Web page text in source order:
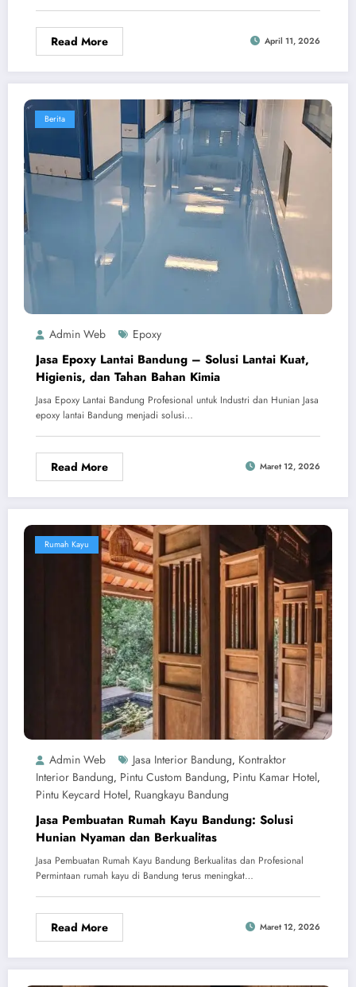
Read More April 11, 2026
Berita
Admin Web Epoxy
Jasa Epoxy Lantai Bandung – Solusi Lantai Kuat,
Higienis, dan Tahan Bahan Kimia
Jasa Epoxy Lantai Bandung Profesional untuk Industri dan Hunian Jasa
epoxy lantai Bandung menjadi solusi…
Read More Maret 12, 2026
Rumah Kayu
Admin Web Jasa Interior Bandung, Kontraktor
Interior Bandung, Pintu Custom Bandung, Pintu Kamar Hotel,
Pintu Keycard Hotel, Ruangkayu Bandung
Jasa Pembuatan Rumah Kayu Bandung: Solusi
Hunian Nyaman dan Berkualitas
Jasa Pembuatan Rumah Kayu Bandung Berkualitas dan Profesional
Permintaan rumah kayu di Bandung terus meningkat…
Read More Maret 12, 2026